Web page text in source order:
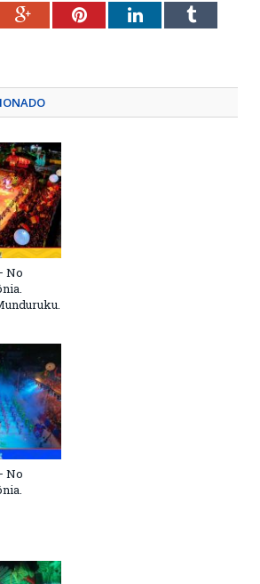
Google+PinterestLinkedInTumblr
No
No